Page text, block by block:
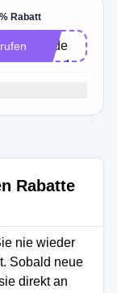
Rabatt
Code
erforderlich
Rabatte
nie wieder
Sobald neue
direkt an